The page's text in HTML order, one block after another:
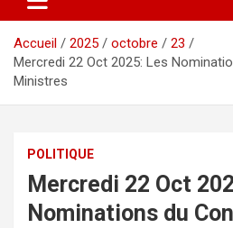
Accueil 2025 octobre
23
Mercredi 22 Oct 2025: Les
Ministres
POLITIQUE
Mercredi 22 Oct
Nominations du